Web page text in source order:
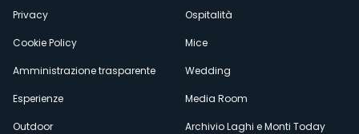
Privacy
Cookie Policy
Amministrazione trasparente
Esperienze
Outdoor
Ospitalità
Mice
Wedding
Media Room
Archivio Laghi e Monti Today